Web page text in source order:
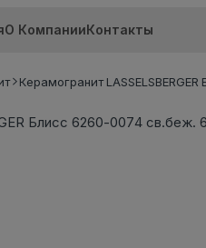
О КомпанииКонтакты
Керамогранит